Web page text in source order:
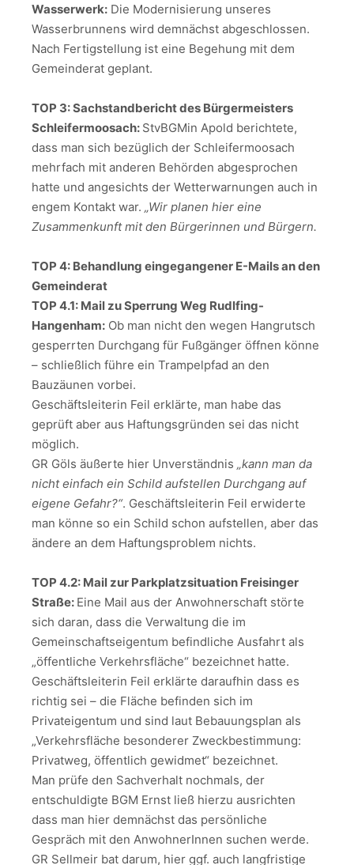
Wasserwerk: Die Modernisierung unseres
Wasserbrunnens wird demnächst abgeschlossen.
Nach Fertigstellung ist eine Begehung mit dem
Gemeinderat geplant.
TOP 3: Sachstandbericht des Bürgermeisters
Schleifermoosach: StvBGMin Apold berichtete,
dass man sich bezüglich der Schleifermoosach
mehrfach mit anderen Behörden abgesprochen
hatte und angesichts der Wetterwarnungen auch in
engem Kontakt war. „Wir planen hier eine
Zusammenkunft mit den Bürgerinnen und Bürgern.
TOP 4: Behandlung eingegangener E-Mails an den
Gemeinderat
TOP 4.1: Mail zu Sperrung Weg Rudlfing-
Hangenham: Ob man nicht den wegen Hangrutsch
gesperrten Durchgang für Fußgänger öffnen könne
– schließlich führe ein Trampelpfad an den
Bauzäunen vorbei.
Geschäftsleiterin Feil erklärte, man habe das
geprüft aber aus Haftungsgründen sei das nicht
möglich.
GR Göls äußerte hier Unverständnis „kann man da
nicht einfach ein Schild aufstellen Durchgang auf
eigene Gefahr?“. Geschäftsleiterin Feil erwiderte
man könne so ein Schild schon aufstellen, aber das
ändere an dem Haftungsproblem nichts.
TOP 4.2: Mail zur Parkplatzsituation Freisinger
Straße: Eine Mail aus der Anwohnerschaft störte
sich daran, dass die Verwaltung die im
Gemeinschaftseigentum befindliche Ausfahrt als
„öffentliche Verkehrsfläche“ bezeichnet hatte.
Geschäftsleiterin Feil erklärte daraufhin dass es
richtig sei – die Fläche befinden sich im
Privateigentum und sind laut Bebauungsplan als
„Verkehrsfläche besonderer Zweckbestimmung:
Privatweg, öffentlich gewidmet“ bezeichnet.
Man prüfe den Sachverhalt nochmals, der
entschuldigte BGM Ernst ließ hierzu ausrichten
dass man hier demnächst das persönliche
Gespräch mit den AnwohnerInnen suchen werde.
GR Sellmeir bat darum, hier ggf. auch langfristige